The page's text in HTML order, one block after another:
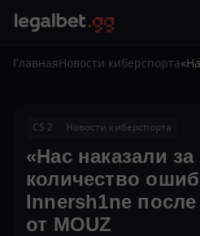
ГлавнаяНовости киберспорта
CS 2 Новости киберспорта
«Нас наказали
количество
Innersh1ne
от MOUZ